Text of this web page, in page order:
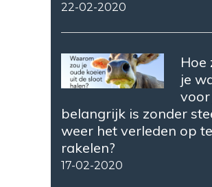
22-02-2020
Hoe
je
voor
belangrijk is zonder
weer het verleden op te
rakelen?
17-02-2020